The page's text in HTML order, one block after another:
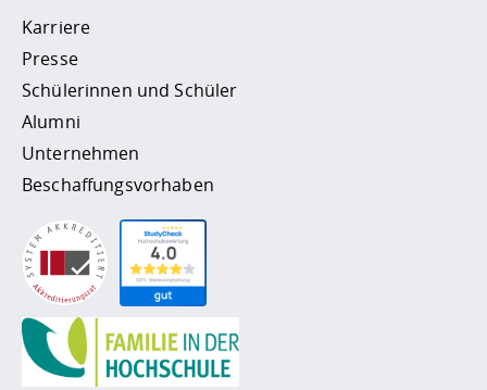
Karriere
Presse
Schülerinnen und Schüler
Alumni
Unternehmen
Beschaffungsvorhaben